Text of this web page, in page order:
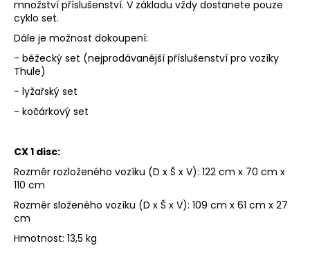
množství příslušenství. V základu vždy dostanete pouze
cyklo set.
Dále je možnost dokoupení:
- běžecký set (nejprodávanější příslušenství pro vozíky
Thule)
- lyžařský set
- kočárkový set
CX 1 disc:
Rozměr rozloženého vozíku (D x Š x V): 122 cm x 70 cm x
110 cm
Rozměr složeného vozíku (D x Š x V): 109 cm x 61 cm x 27
cm
Hmotnost: 13,5 kg
?
D
o
p
o
r
u
č
u